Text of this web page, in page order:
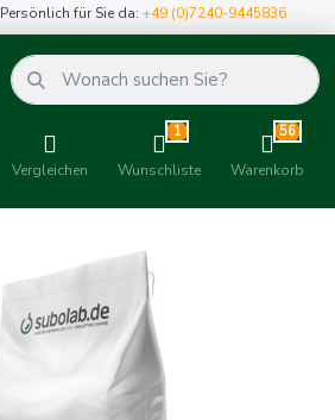
Persönlich für Sie da:+49 (0)7240-9445836
Vergleichen
1
Wunschliste
56
Warenkorb